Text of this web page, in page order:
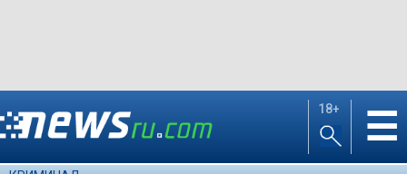
18+ ☰